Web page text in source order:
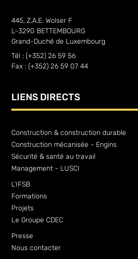
445, Z.A.E. Wolser F
L-3290 BETTEMBOURG
Grand-Duché de Luxembourg
Tél : (+352) 26 59 56
Fax : (+352) 26 59 07 44
LIENS DIRECTS
Construction & construction durable
Construction mécanisée - Engins
Sécurité & santé au travail
Management - LUSCI
L’IFSB
Formations
Projets
Le Groupe CDEC
Presse
Nous contacter